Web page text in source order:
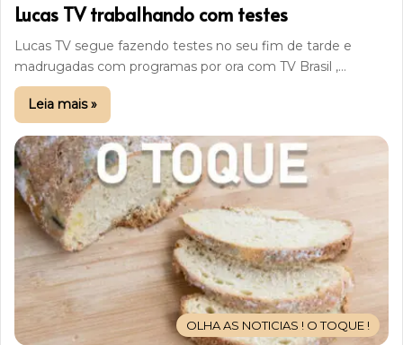
Lucas TV trabalhando com testes
Lucas TV segue fazendo testes no seu fim de tarde e
madrugadas com programas por ora com TV Brasil ,…
Leia mais »
OLHA AS NOTICIAS ! O TOQUE !